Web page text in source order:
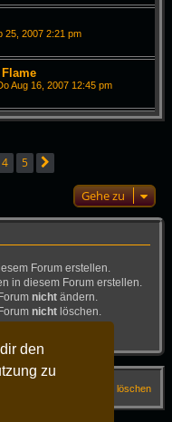
den
zu
25, 2007 2:21 pm
Aug 16, 2007 12:45 pm
4 5
Gehe zu
Forum erstellen.
in diesem Forum erstellen.
nicht ändern.
nicht löschen.
Forum erstellen.
Alle Cookies löschen